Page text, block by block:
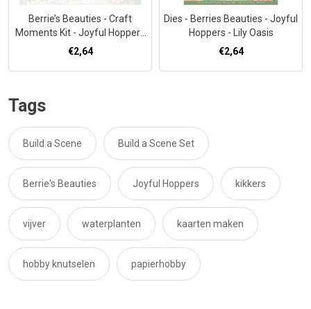
Berrie’s Beauties - Craft
Moments Kit - Joyful Hoppers
A5
€2,64
Dies - Berries Beauties - Joyful
Hoppers - Lily Oasis
€2,64
Tags
Build a Scene Build a Scene Set
Berrie's Beauties Joyful Hoppers kikkers
vijver waterplanten kaarten maken
hobby knutselen papierhobby